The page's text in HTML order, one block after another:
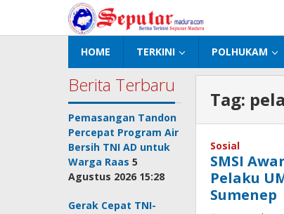
konten
HOME TERKINI POLHUKAM
Berita Terbaru
Pemasangan Tandon
Percepat Program Air
Bersih TNI AD untuk
Warga Raas 5
Agustus 2026 15:28
Gerak Cepat TNI-
Tag:
Sosial
SMSI
Pelaku
Sumenep